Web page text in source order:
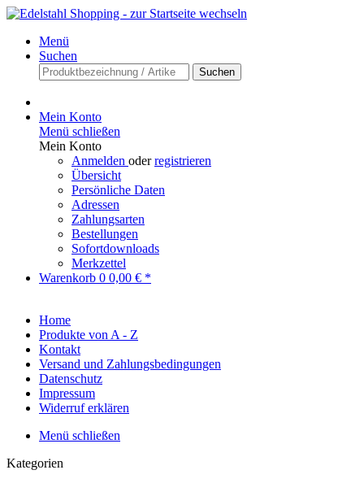
Menü
Suchen
Suchen
Mein Konto
Menü schließen
Mein Konto
Anmelden oderregistrieren
Übersicht
Persönliche Daten
Adressen
Zahlungsarten
Bestellungen
Sofortdownloads
Merkzettel
Warenkorb 0 0,00 € *
Home
Produkte von A - Z
Kontakt
Versand und Zahlungsbedingungen
Datenschutz
Impressum
Widerruf erklären
Menü schließen
Kategorien